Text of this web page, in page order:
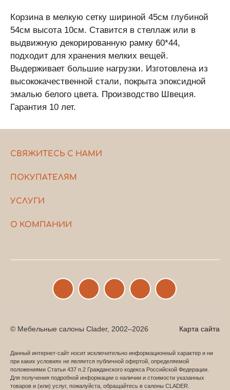
Корзина в мелкую сетку шириной 45см глубиной
54см высота 10см. Ставится в стеллаж или в
выдвижную декорированную рамку 60*44,
подходит для хранения мелких вещей.
Выдерживает большие нагрузки. Изготовлена из
высококачественной стали, покрыта эпоксидной
эмалью белого цвета. Производство Швеция.
Гарантия 10 лет.
СВЯЖИТЕСЬ С НАМИ
ПОКУПАТЕЛЯМ
УСЛУГИ
О КОМПАНИИ
© Мебельные салоны Clader, 2002–2026 Карта сайта
Данный интернет-сайт носит исключительно информационный характер и ни
при каких условиях не является публичной офертой, определяемой
положениями Статьи 437 п.2 Гражданского кодекса Российской Федерации.
Для получения подробной информации о наличии и стоимости указанных
товаров и (или) услуг, пожалуйста, обращайтесь в салоны CLADER.